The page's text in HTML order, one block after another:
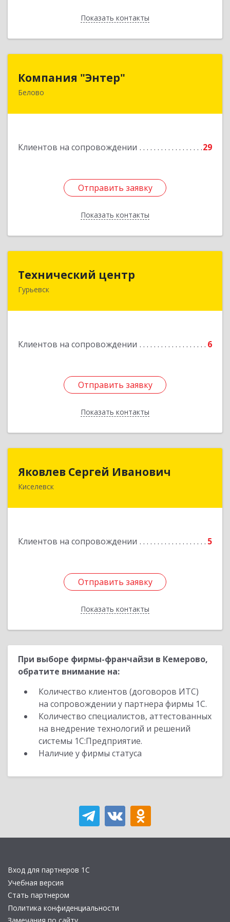
Показать контакты
Назад
Компания "Энтер"
Белово
Клиентов на сопровождении 29
Отправить заявку
Показать контакты
652600, Кемеровская обл, Белово г, Почтовый
Отправить заявку
Назад
Технический центр
Гурьевск
Клиентов на сопровождении 6
Отправить заявку
Показать контакты
Отправить заявку
Назад
Яковлев Сергей Иванович
Киселевск
Клиентов на сопровождении 5
Отправить заявку
Показать контакты
Яковлев Сергей Иванович
650002, Кемеровская обл, г.Кемерово, пр-т
Отправить заявку
Назад
При выборе фирмы-франчайзи в Кемерово,
обратите внимание на:
Количество клиентов (договоров ИТС)
на сопровождении у партнера фирмы 1С.
Количество специалистов, аттестованных
на внедрение технологий и решений
системы 1С:Предприятие.
Наличие у фирмы статуса
Вход для партнеров 1С
Учебная версия
Стать партнером
Политика конфиденциальности